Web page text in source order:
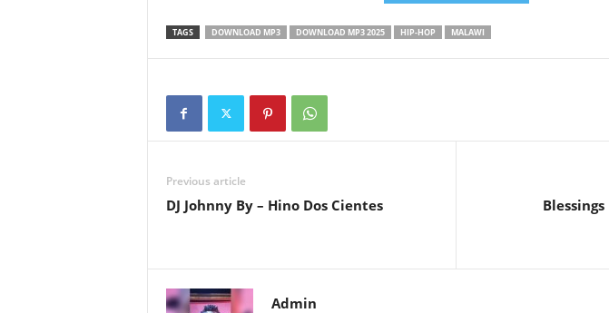
TAGS DOWNLOAD MP3 DOWNLOAD MP3 2025 HIP-HOP MALAWI
Previous article
DJ Johnny By – Hino Dos Cientes
Admin